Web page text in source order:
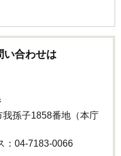
い合わせは
孫子1858番地（本庁
：04-7183-0066